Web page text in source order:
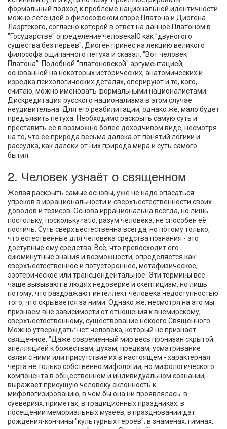
формальный подход к проблеме национальной идентичности
можно легендой о философском споре Платона и Диогена
Лаэртского, согласно которой в ответ на данное Платоном в
"Государстве" определение человекаЮ как "двуногого
существа без перьев", Диоген принес на лекцию великого
философа ощипанного петуха и сказал: "Вот человек
Платона". Подобной "платоновской" аргументацией,
основанной на некоторых исторических, анатомических и
изредка психологических деталях, оперируют и те, кого,
считаю, можно именовать формальными националистами.
Дискредитация русского национализма в этом случае
неудивительна. Для его реабилитации, однако же, мало будет
предъявить петуха. Необходимо раскрыть самую суть и
преставить её в возможно более доходчивом виде, несмотря
на то, что её природа весьма далека от понятий логики и
рассудка, как далеки от них природа мира и суть самого
бытия.
2. Человек узнаёт о священном
Желая раскрыть самые основы, уже не надо опасаться
упрёков в иррациональности и сверхъестественности своих
доводов и тезисов. Основа иррациональна всегда, но лишь
постольку, поскольку ratio, разум человека, не способен её
постичь. Суть сверхъестественна всегда, но потому только,
что естественные для человека средства познания - это
доступные ему средства. Всё, что превосходит его
сиюминутные знания и возможности, определяется как
сверхъестественное и потустороннее, метафизическое,
эзотерическое или трансцендентальное. Эти термины всё
чаще вызывают в людях недоверие и скептицизм, но лишь
потому, что раздражают интеллект человека недоступностью
того, что скрывается за ними. Однако же, несмотря на это мы
признаём вне зависимости от отношения к внемирскому,
сверхъестественному, существование некоего Священного.
Можно утверждать: нет человека, который не признаёт
священное, "Даже современный мир весь пронизан скрытой
апелляцией к божествам, духам, предкам, усматривание
связи с ними или присутствие их в настоящем - характерная
черта не только собственно мифологии, но мифологического
компонента в общественном и индивидуальном сознании,-
выражает присущую человеку склонность к
мифологизированию, в чем бы она ни проявлялась: в
суевериях, приметах, в традиционных праздниках; в
посещении мемориальных музеев, в праздновании дат
рождения-кончины "культурных героев"; в знаменах, гимнах,